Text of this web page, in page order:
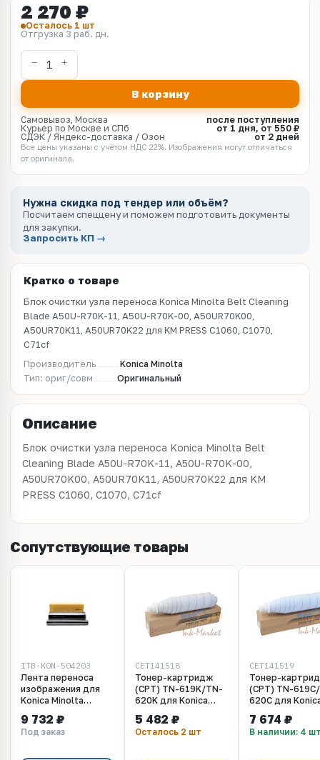
2 270 ₽
Осталось 1 шт
Отгрузка 3 раб. дн.
В корзину
Самовывоз, Москва
после поступления
Курьер по Москве и СПб
от 1 дня, от 550 ₽
СДЭК / Яндекс-доставка / Озон
от 2 дней
Все цены указаны с учётом НДС 22%. Изображения могут отличаться
от оригинала.
Нужна скидка под тендер или объём?
Посчитаем спеццену и поможем подготовить документы
для закупки.
Запросить КП →
Кратко о товаре
Блок очистки узла переноса Konica Minolta Belt Cleaning
Blade A50U-R70K-11, A50U-R70K-00, A50UR70K00,
A50UR70K11, A50UR70K22 для KM PRESS C1060, C1070,
C71cf
Производитель
Konica Minolta
Тип: ориг/совм
Оригинальный
Описание
Блок очистки узла переноса Konica Minolta Belt
Cleaning Blade A50U-R70K-11, A50U-R70K-00,
A50UR70K00, A50UR70K11, A50UR70K22 для KM
PRESS C1060, C1070, C71cf
Сопутствующие товары
ITB-KON-504203
Лента переноса
изображения для
Konica Minolta
C6000, Корея
9 732 ₽
Под заказ
CET141518
Тонер-картридж
(CPT) TN-619K/TN-
620K для Konica
C2060/2070, Bizhub
PRESS
(CET) Black, 1200г,
5 482 ₽
Осталось 2 шт
CET141519
Тонер-
(CPT) TN-
620C для
C2060/2070,
PRESS
(CET) Cyan,
7 674 ₽
В наличии: 4